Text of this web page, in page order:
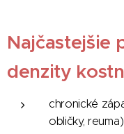
Najčastejšie
denzity
chronické
obličky, reuma)